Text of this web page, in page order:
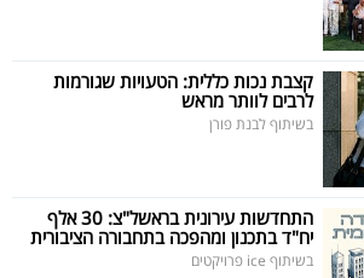
קצבת נכות כללית: הטעויות שגורמות
לרבים לוותר מראש
בשיתוף לבנת פורן
התחדשות עירונית בראשל"צ: 30 אלף
יח"ד בתכנון ומהפכה בתחבורה הציבורית
בשיתוף ice פרויקטים